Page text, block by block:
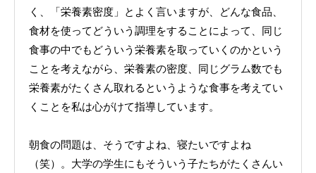
く、「栄養素密度」とよく言いますが、どんな食品、
食材を使ってどういう調理をすることによって、同じ
食事の中でもどういう栄養素を取っていくのかという
ことを考えながら、栄養素の密度、同じグラム数でも
栄養素がたくさん取れるというような食事を考えてい
くことを私は心がけて指導しています。
朝食の問題は、そうですよね、寝たいですよね
（笑）。大学の学生にもそういう子たちがたくさんい